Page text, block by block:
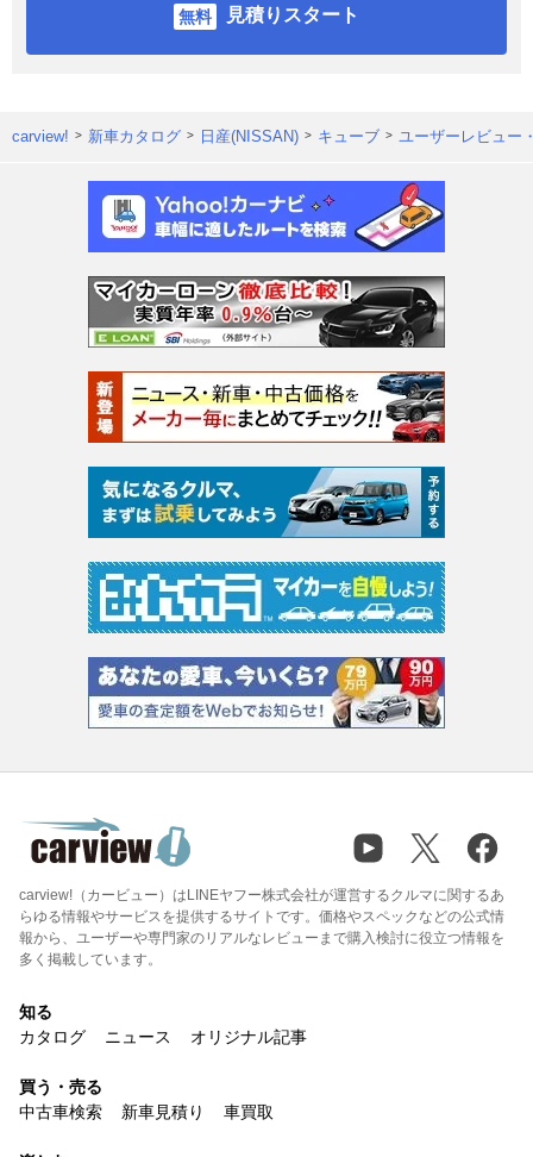
見積りスタート
carview! 新車カタログ 日産(NISSAN) キューブ ユーザーレビュー
carview!（カービュー）はLINEヤフー株式会社が運営するクルマに関するあ
らゆる情報やサービスを提供するサイトです。価格やスペックなどの公式情
報から、ユーザーや専門家のリアルなレビューまで購入検討に役立つ情報を
多く掲載しています。
知る
カタログ
ニュース オリジナル記事
買う・売る
中古車検索
新車見積り 車買取